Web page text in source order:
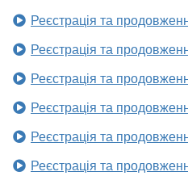
Реєстрація та
Реєстрація та
Реєстрація та
Реєстрація та
Реєстрація та
Реєстрація та